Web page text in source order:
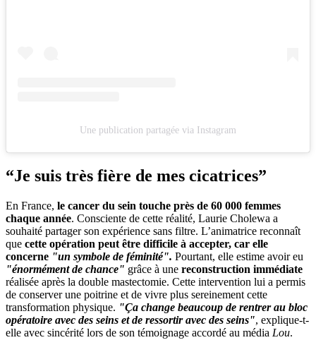
Une publication partagée via Instagram
“Je suis très fière de mes cicatrices”
En France, le cancer du sein touche près de 60 000 femmes
chaque année. Consciente de cette réalité, Laurie Cholewa a
souhaité partager son expérience sans filtre. L’animatrice reconnaît
que cette opération peut être difficile à accepter, car elle
concerne "un symbole de féminité". Pourtant, elle estime avoir eu
"énormément de chance" grâce à une reconstruction immédiate
réalisée après la double mastectomie. Cette intervention lui a permis
de conserver une poitrine et de vivre plus sereinement cette
transformation physique. "Ça change beaucoup de rentrer au bloc
opératoire avec des seins et de ressortir avec des seins", explique-t-
elle avec sincérité lors de son témoignage accordé au média Lou.